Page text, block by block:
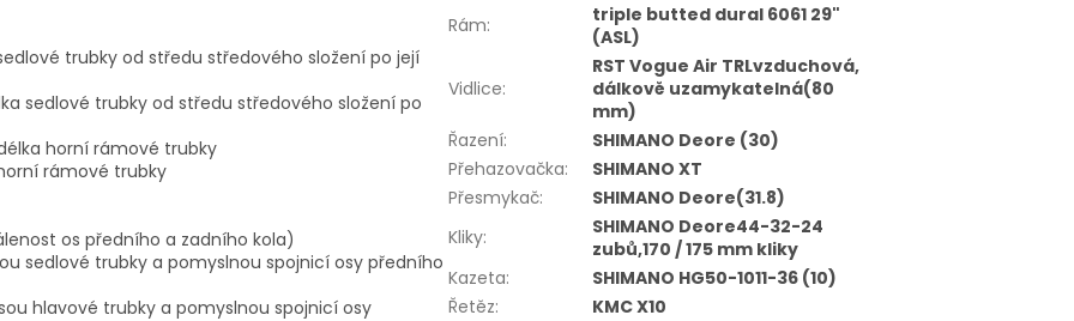
trubky od středu středového složení po její
sedlové trubky od středu středového složení po
horní rámové trubky
rámové trubky
os předního a zadního kola)
sedlové trubky a pomyslnou spojnicí osy předního
hlavové trubky a pomyslnou spojnicí osy
Rám:
triple butted dural 6061 29"
(ASL)
Vidlice:
RST Vogue Air TRLvzduchová,
dálkově uzamykatelná(80
mm)
Řazení:
SHIMANO Deore (30)
Přehazovačka:
SHIMANO XT
Přesmykač:
SHIMANO Deore(31.8)
Kliky:
SHIMANO Deore44-32-24
zubů,170 / 175 mm kliky
Kazeta:
SHIMANO HG50-1011-36 (10)
Řetěz:
KMC X10